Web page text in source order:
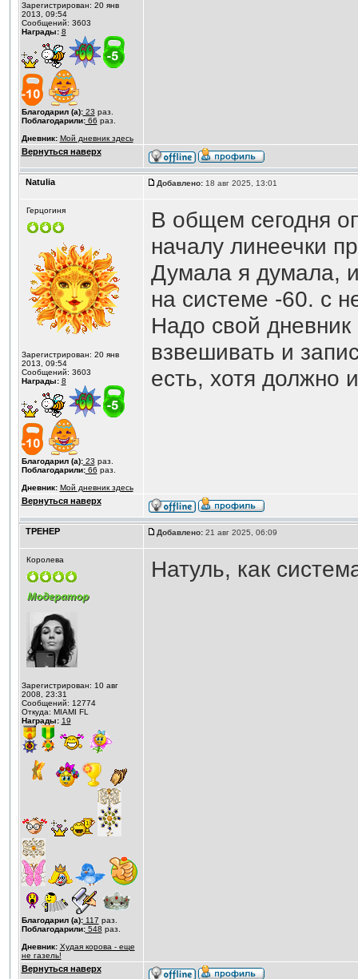
Зарегистрирован: 20 янв
2013, 09:54
Сообщений: 3603
Награды: 8
Благодарил (а):23 раз.
Поблагодарили:66 раз.
Дневник: Мой дневник здесь
Вернуться наверх
Natulia Добавлено:18 авг 2025, 13:01
Герцогиня
Зарегистрирован: 20 янв
2013, 09:54
Сообщений: 3603
Награды: 8
Благодарил (а):23 раз.
Поблагодарили:66 раз.
Дневник: Мой дневник здесь
В общем сегодня
началу линеечки
Думала я думала,
на системе -60. с
Надо свой
взвешивать и
есть, хотя должно
Вернуться наверх
ТРЕНЕР Добавлено:21 авг 2025, 06:09
Королева
Зарегистрирован: 10 авг
2008, 23:31
Сообщений: 12774
Откуда: MIAMI FL
Награды: 19
Благодарил (а):117 раз.
Поблагодарили:548 раз.
Дневник: Худая корова - еще
не газель!
Натуль, как
Вернуться наверх